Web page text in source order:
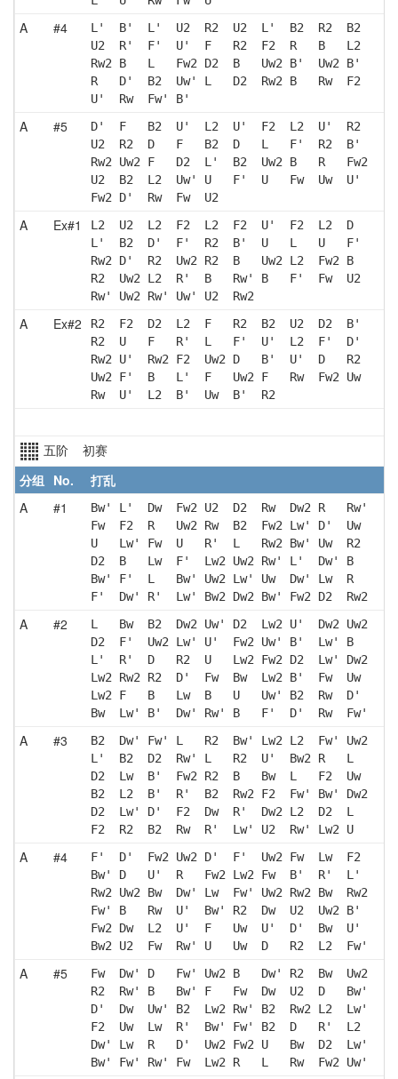
A #4
L'  B'  L'  U2  R2  U2  L'  B2  R2  B2
U2  R'  F'  U'  F   R2  F2  R   B   L2
Rw2 B   L   Fw2 D2  B   Uw2 B'  Uw2 B'
R   D'  B2  Uw' L   D2  Rw2 B   Rw  F2
U'  Rw  Fw' B'
A #5
D'  F   B2  U'  L2  U'  F2  L2  U'  R2
U2  R2  D   F   B2  D   L   F'  R2  B'
Rw2 Uw2 F   D2  L'  B2  Uw2 B   R   Fw2
U2  B2  L2  Uw' U   F'  U   Fw  Uw  U'
Fw2 D'  Rw  Fw  U2
A Ex#1
L2  U2  L2  F2  L2  F2  U'  F2  L2  D
L'  B2  D'  F'  R2  B'  U   L   U   F'
Rw2 D'  R2  Uw2 R2  B   Uw2 L2  Fw2 B
R2  Uw2 L2  R'  B   Rw' B   F'  Fw  U2
Rw' Uw2 Rw' Uw' U2  Rw2
A Ex#2
R2  F2  D2  L2  F   R2  B2  U2  D2  B'
R2  U   F   R'  L   F'  U'  L2  F'  D'
Rw2 U'  Rw2 F2  Uw2 D   B'  U'  D   R2
Uw2 F'  B   L'  F   Uw2 F   Rw  Fw2 Uw
Rw  U'  L2  B'  Uw  B'  R2
五阶 初赛
分组 No.
打乱
A
#1
Bw' L'  Dw  Fw2 U2  D2  Rw  Dw2 R   Rw'
Fw  F2  R   Uw2 Rw  B2  Fw2 Lw' D'  Uw
U   Lw' Fw  U   R'  L   Rw2 Bw' Uw  R2
D2  B   Lw  F'  Lw2 Uw2 Rw' L'  Dw' B
Bw' F'  L   Bw' Uw2 Lw' Uw  Dw' Lw  R
F'  Dw' R'  Lw' Bw2 Dw2 Bw' Fw2 D2  Rw2
A #2
L   Bw  B2  Dw2 Uw' D2  Lw2 U'  Dw2 Uw2
D2  F'  Uw2 Lw' U'  Fw2 Uw' B'  Lw' B
L'  R'  D   R2  U   Lw2 Fw2 D2  Lw' Dw2
Lw2 Rw2 R2  D'  Fw  Bw  Lw2 B'  Fw  Uw
Lw2 F   B   Lw  B   U   Uw' B2  Rw  D'
Bw  Lw' B'  Dw' Rw' B   F'  D'  Rw  Fw'
A #3
B2  Dw' Fw' L   R2  Bw' Lw2 L2  Fw' Uw2
L'  B2  D2  Rw' L   R2  U'  Bw2 R   L
D2  Lw  B'  Fw2 R2  B   Bw  L   F2  Uw
B2  L2  B'  R'  B2  Rw2 F2  Fw' Bw' Dw2
D2  Lw' D'  F2  Dw  R'  Dw2 L2  D2  L
F2  R2  B2  Rw  R'  Lw' U2  Rw' Lw2 U
A #4
F'  D'  Fw2 Uw2 D'  F'  Uw2 Fw  Lw  F2
Bw' D   U'  R   Fw2 Lw2 Fw  B'  R'  L'
Rw2 Uw2 Bw  Dw' Lw  Fw' Uw2 Rw2 Bw  Rw2
Fw' B   Rw  U'  Bw' R2  Dw  U2  Uw2 B'
Fw2 Dw  L2  U'  F   Uw  U'  D'  Bw  U'
Bw2 U2  Fw  Rw' U   Uw  D   R2  L2  Fw'
A #5
Fw  Dw' D   Fw' Uw2 B   Dw' R2  Bw  Uw2
R2  Rw' B   Bw' F   Fw  Dw  U2  D   Bw'
D'  Dw  Uw' B2  Lw2 Rw' B2  Rw2 L2  Lw'
F2  Uw  Lw  R'  Bw' Fw' B2  D   R'  L2
Dw' Lw  R   D'  Uw2 Fw2 U   Bw  D2  Lw'
Bw' Fw' Rw' Fw  Lw2 R   L   Rw  Fw2 Uw'